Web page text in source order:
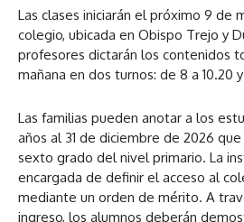
Las clases iniciarán el próximo 9 de
colegio, ubicada en Obispo Trejo y
profesores dictarán los contenidos
mañana en dos turnos: de 8 a 10.20
Las familias pueden anotar a los
años al 31 de diciembre de 2026
sexto grado del nivel primario. La
encargada de definir el acceso al
mediante un orden de mérito. A
ingreso, los alumnos deberán